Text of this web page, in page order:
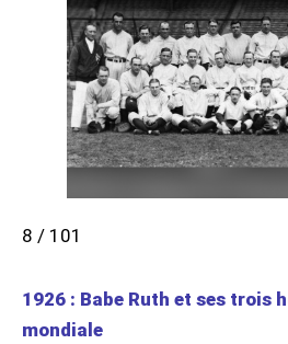
8 / 101
1926 : Babe Ruth et ses trois
mondiale